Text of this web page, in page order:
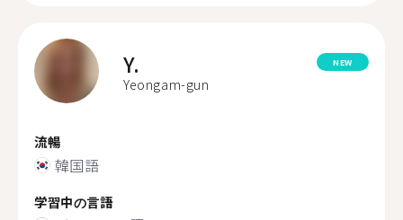
Y.
Yeongam-gun
NEW
流暢
韓国語
学習中の言語